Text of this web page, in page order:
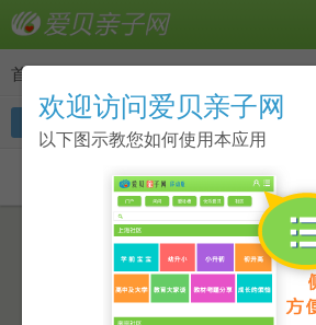
首页
全部 在线好友 黑名单 好友请求
当前共有0个好友
欢迎访问爱贝亲子网
以下图示教您如何使用本应用